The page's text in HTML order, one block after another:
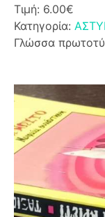
Τιμή: 6.00€
Κατηγορία:
Γλώσσα